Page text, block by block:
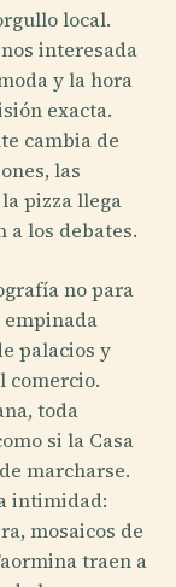
local.
interesada
y la hora
exacta.
cambia de
las
pizza llega
a los debates.
no para
empinada
palacios y
comercio.
toda
si la Casa
marcharse.
intimidad:
mosaicos de
traen a